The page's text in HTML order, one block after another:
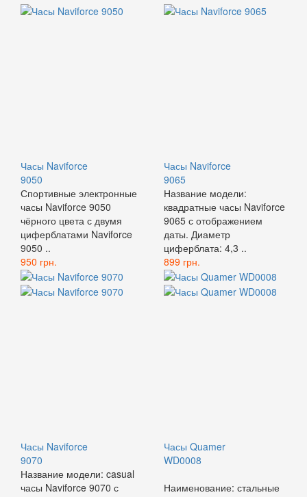
Часы Naviforce
9050
Спортивные электронные
часы Naviforce 9050
чёрного цвета с двумя
циферблатами Naviforce
9050 ..
950 грн.
Часы Naviforce
9065
Название модели:
квадратные часы Naviforce
9065 с отображением
даты. Диаметр
циферблата: 4,3 ..
899 грн.
Часы Naviforce
9070
Название модели: casual
часы Naviforce 9070 с
Часы Quamer
WD0008
Наименование: стальные